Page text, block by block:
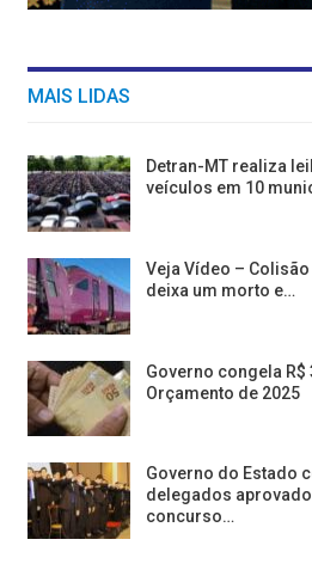
MAIS LIDAS
Detran-MT realiza
veículos em 10
Veja Vídeo –
deixa um morto e…
Governo congela R$
Orçamento de 2025
Governo do Estado
delegados
concurso…